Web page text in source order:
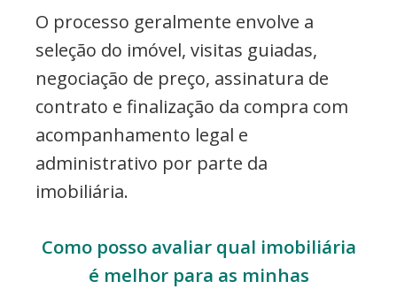
O processo geralmente envolve a
seleção do imóvel, visitas guiadas,
negociação de preço, assinatura de
contrato e finalização da compra com
acompanhamento legal e
administrativo por parte da
imobiliária.
Como posso avaliar qual imobiliária
é melhor para as minhas